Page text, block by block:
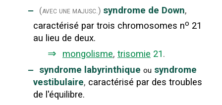
‒ (avec une majusc.) syndrome de Down,
caractérisé par trois chromosomes no 21
au lieu de deux.
⇒ mongolisme, trisomie 21.
‒ syndrome labyrinthique ou syndrome
vestibulaire, caractérisé par des troubles
de l'équilibre.